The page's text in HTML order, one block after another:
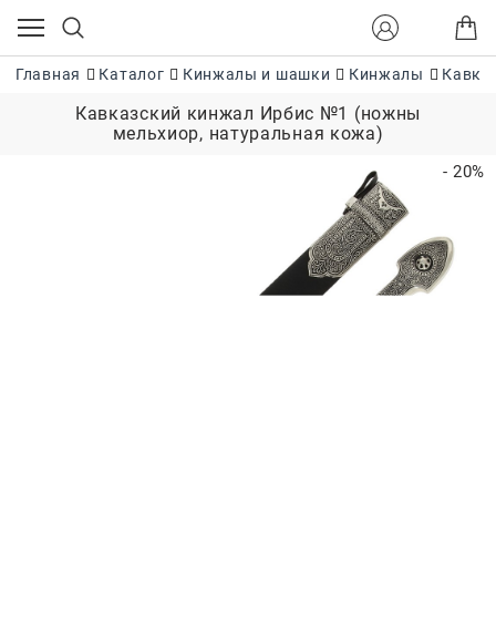
Главная Каталог Кинжалы и шашки Кинжалы
Кавказский кинжал Ирбис №1 (ножны
мельхиор, натуральная кожа)
- 20%